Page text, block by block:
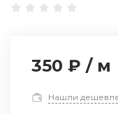
350 ₽ / м
Нашли